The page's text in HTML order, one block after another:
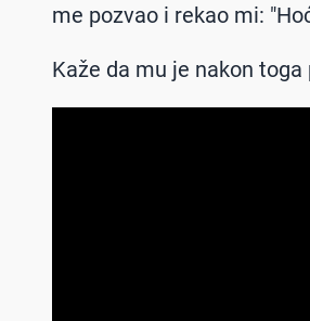
me pozvao i rekao mi:
Kaže da mu je nakon